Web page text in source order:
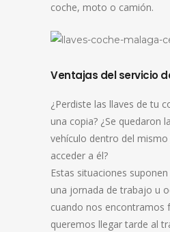
coche, moto o camión.
Ventajas del servicio
¿Perdiste las llaves de tu
una copia? ¿Se quedaron
vehículo dentro del
acceder a él?
Estas situaciones
una jornada de trabajo u
cuando nos encontramos
queremos llegar tarde al